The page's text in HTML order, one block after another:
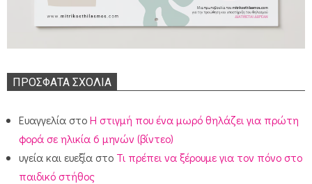
ΠΡΌΣΦΑΤΑ ΣΧΌΛΙΑ
Ευαγγελία στοΗ στιγμή που ένα μωρό θηλάζει για πρώτη
φορά σε ηλικία 6 μηνών (βίντεο)
υγεία και ευεξία στο Τι πρέπει να ξέρουμε για τον πόνο στο
παιδικό στήθος